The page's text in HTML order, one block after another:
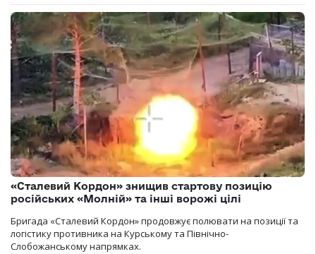
«Сталевий Кордон» знищив стартову позицію
російських «Молній» та інші ворожі цілі
Бригада «Сталевий Кордон» продовжує полювати на позиції та
логістику противника на Курському та Північно-
Слобожанському напрямках.